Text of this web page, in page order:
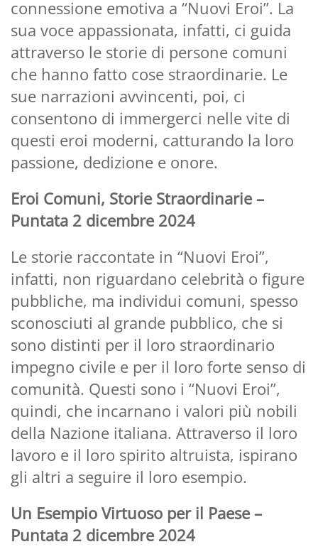
connessione emotiva a “Nuovi Eroi”. La
sua voce appassionata, infatti, ci guida
attraverso le storie di persone comuni
che hanno fatto cose straordinarie. Le
sue narrazioni avvincenti, poi, ci
consentono di immergerci nelle vite di
questi eroi moderni, catturando la loro
passione, dedizione e onore.
Eroi Comuni, Storie Straordinarie –
Puntata 2 dicembre 2024
Le storie raccontate in “Nuovi Eroi”,
infatti, non riguardano celebrità o figure
pubbliche, ma individui comuni, spesso
sconosciuti al grande pubblico, che si
sono distinti per il loro straordinario
impegno civile e per il loro forte senso di
comunità. Questi sono i “Nuovi Eroi”,
quindi, che incarnano i valori più nobili
della Nazione italiana. Attraverso il loro
lavoro e il loro spirito altruista, ispirano
gli altri a seguire il loro esempio.
Un Esempio Virtuoso per il Paese –
Puntata 2 dicembre 2024